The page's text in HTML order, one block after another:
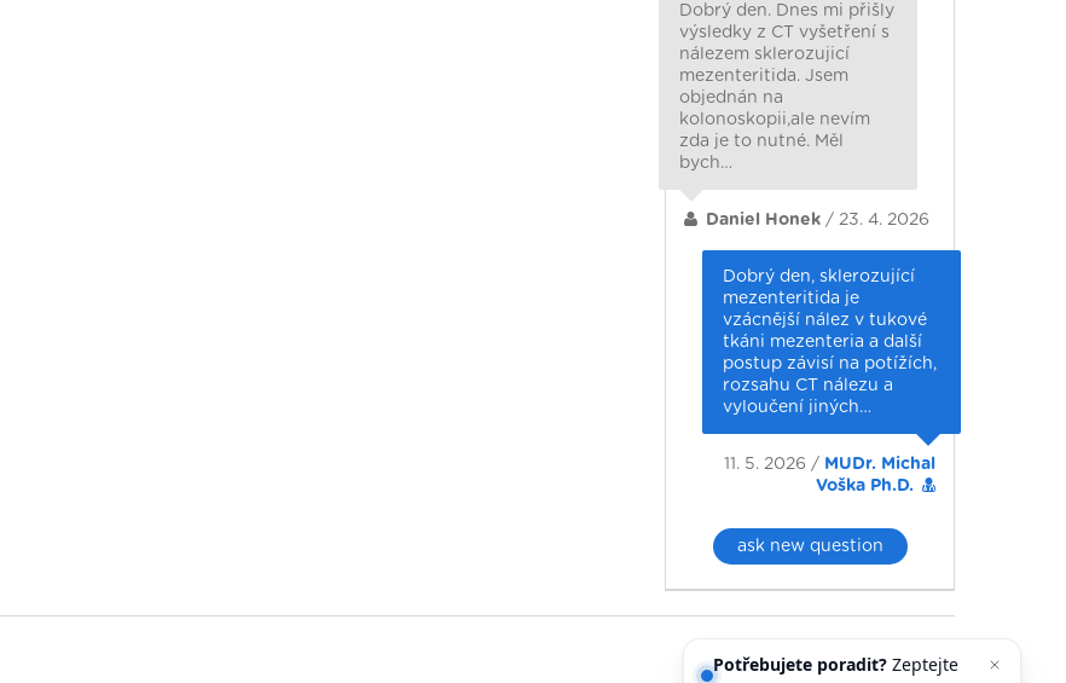
Dobrý den. Dnes mi přišly
výsledky z CT vyšetření s
nálezem sklerozujicí
mezenteritida. Jsem
objednán na
kolonoskopii,ale nevím
zda je to nutné. Měl
bych…
Daniel Honek / 23. 4. 2026
Dobrý den, sklerozující
mezenteritida je
vzácnější nález v tukové
tkáni mezenteria a další
postup závisí na potížích,
rozsahu CT nálezu a
vyloučení jiných…
11. 5. 2026 / MUDr. Michal
Voška Ph.D.
ask new question
Potřebujete poradit?Zeptejte